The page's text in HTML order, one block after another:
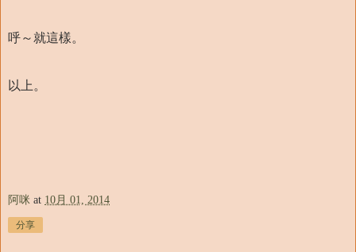
呼～就這樣。
以上。
阿咪 at 10月 01, 2014
分享